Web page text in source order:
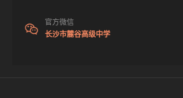
官方微信
长沙市麓谷高级中学